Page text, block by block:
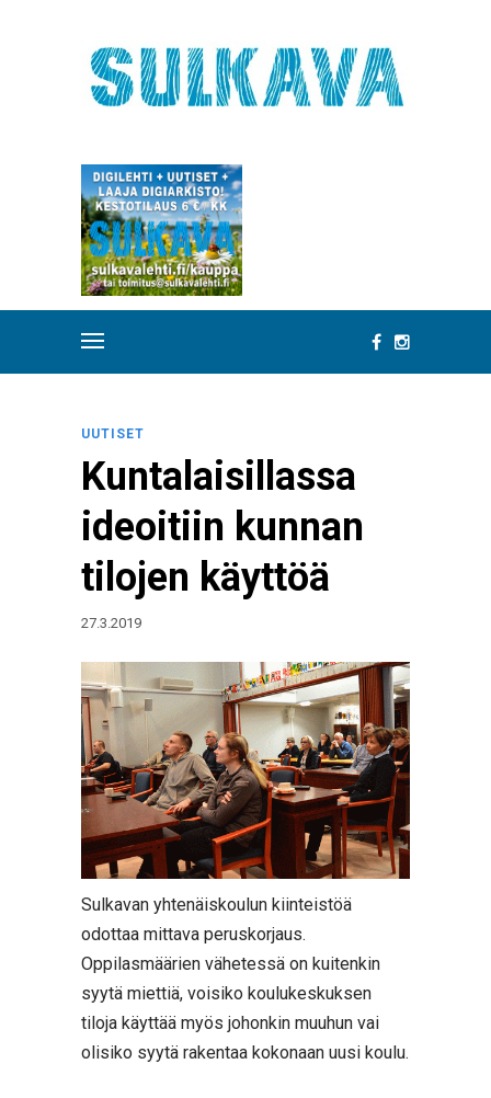
UUTISET
Kuntalaisillassa
ideoitiin kunnan
tilojen käyttöä
27.3.2019
Sulkavan yhtenäiskoulun kiinteistöä
odottaa mittava peruskorjaus.
Oppilasmäärien vähetessä on kuitenkin
syytä miettiä, voisiko koulukeskuksen
tiloja käyttää myös johonkin muuhun vai
olisiko syytä rakentaa kokonaan uusi koulu.